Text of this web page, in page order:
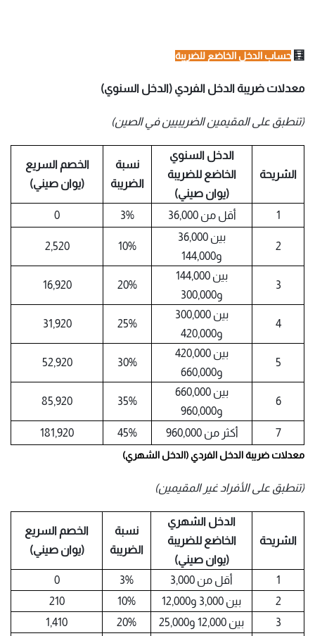
🧮 حساب الدخل الخاضع للضريبة
معدلات ضريبة الدخل الفردي (الدخل السنوي)
(تنطبق على المقيمين الضريبيين في الصين)
الشريحة
الدخل السنوي
الخاضع للضريبة
(يوان صيني)
نسبة
الضريبة
الخصم السريع
(يوان صيني)
1 أقل من 36,000 3%
0
2
بين 36,000
و144,000
10%
2,520
3
بين 144,000
و300,000
20%
16,920
4
بين 300,000
و420,000
25%
31,920
5
بين 420,000
و660,000
30%
52,920
6
بين 660,000
و960,000
35%
85,920
7 أكثر من 960,000 45%
181,920
معدلات ضريبة الدخل الفردي (الدخل الشهري)
(تنطبق على الأفراد غير المقيمين)
الشريحة
الدخل الشهري
الخاضع للضريبة
(يوان صيني)
نسبة
الضريبة
الخصم السريع
(يوان صيني)
1 أقل من 3,000 3%
0
2
بين 3,000 و12,000 10%
210
3
بين 12,000 و25,000 20%
1,410